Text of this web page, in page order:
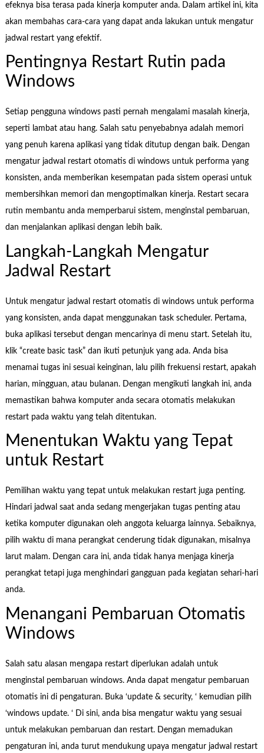
efeknya bisa terasa pada kinerja komputer anda. Dalam artikel ini, kita
akan membahas cara-cara yang dapat anda lakukan untuk mengatur
jadwal restart yang efektif.
Pentingnya Restart Rutin pada
Windows
Setiap pengguna windows pasti pernah mengalami masalah kinerja,
seperti lambat atau hang. Salah satu penyebabnya adalah memori
yang penuh karena aplikasi yang tidak ditutup dengan baik. Dengan
mengatur jadwal restart otomatis di windows untuk performa yang
konsisten, anda memberikan kesempatan pada sistem operasi untuk
membersihkan memori dan mengoptimalkan kinerja. Restart secara
rutin membantu anda memperbarui sistem, menginstal pembaruan,
dan menjalankan aplikasi dengan lebih baik.
Langkah-Langkah Mengatur
Jadwal Restart
Untuk mengatur jadwal restart otomatis di windows untuk performa
yang konsisten, anda dapat menggunakan task scheduler. Pertama,
buka aplikasi tersebut dengan mencarinya di menu start. Setelah itu,
klik “create basic task” dan ikuti petunjuk yang ada. Anda bisa
menamai tugas ini sesuai keinginan, lalu pilih frekuensi restart, apakah
harian, mingguan, atau bulanan. Dengan mengikuti langkah ini, anda
memastikan bahwa komputer anda secara otomatis melakukan
restart pada waktu yang telah ditentukan.
Menentukan Waktu yang Tepat
untuk Restart
Pemilihan waktu yang tepat untuk melakukan restart juga penting.
Hindari jadwal saat anda sedang mengerjakan tugas penting atau
ketika komputer digunakan oleh anggota keluarga lainnya. Sebaiknya,
pilih waktu di mana perangkat cenderung tidak digunakan, misalnya
larut malam. Dengan cara ini, anda tidak hanya menjaga kinerja
perangkat tetapi juga menghindari gangguan pada kegiatan sehari-hari
anda.
Menangani Pembaruan Otomatis
Windows
Salah satu alasan mengapa restart diperlukan adalah untuk
menginstal pembaruan windows. Anda dapat mengatur pembaruan
otomatis ini di pengaturan. Buka ‘update & security, ‘ kemudian pilih
‘windows update. ‘ Di sini, anda bisa mengatur waktu yang sesuai
untuk melakukan pembaruan dan restart. Dengan memadukan
pengaturan ini, anda turut mendukung upaya mengatur jadwal restart